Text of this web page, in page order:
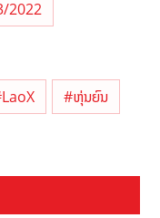
2022
#ຫຸ່ນຍົນ